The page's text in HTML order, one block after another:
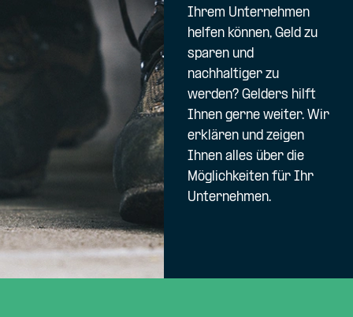
Ihrem Unternehmen
helfen können, Geld zu
sparen und
nachhaltiger zu
werden? Gelders hilft
Ihnen gerne weiter. Wir
erklären und zeigen
Ihnen alles über die
Möglichkeiten für Ihr
Unternehmen.